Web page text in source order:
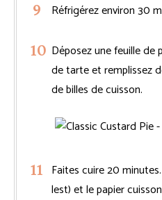
Réfrigérez environ 30
Déposez une feuille de
de tarte et remplissez
de billes de cuisson.
Faites cuire 20
lest) et le papier